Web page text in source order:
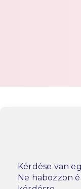
Kérdése van
Ne habozzon